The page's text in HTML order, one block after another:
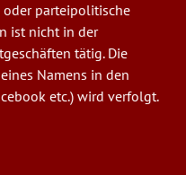
parteipolitische
ist nicht in der
tätig. Die
Namens in den
etc.) wird verfolgt.